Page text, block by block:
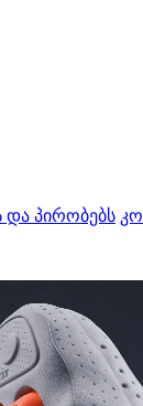
და პირობებს